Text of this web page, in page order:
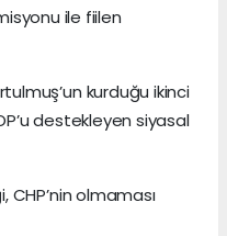
ile fiilen
kurduğu ikinci
destekleyen siyasal
CHP’nin olmaması